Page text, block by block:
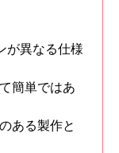
が異なる仕様
簡単ではあ
ある製作と